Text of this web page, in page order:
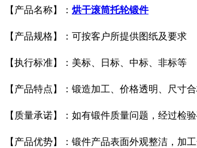
【产品名称】： 烘干滚筒托轮锻件
【产品规格】：可按客户所提供图纸及要求
【执行标准】：美标、日标、中标、非标等
【产品特点】：锻造加工、价格透明、尺寸
【质量承诺】：如有锻件质量问题，经过检
【产品优势】：锻件产品表面外观整洁，加